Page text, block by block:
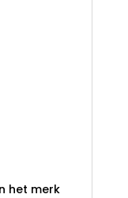
het merk